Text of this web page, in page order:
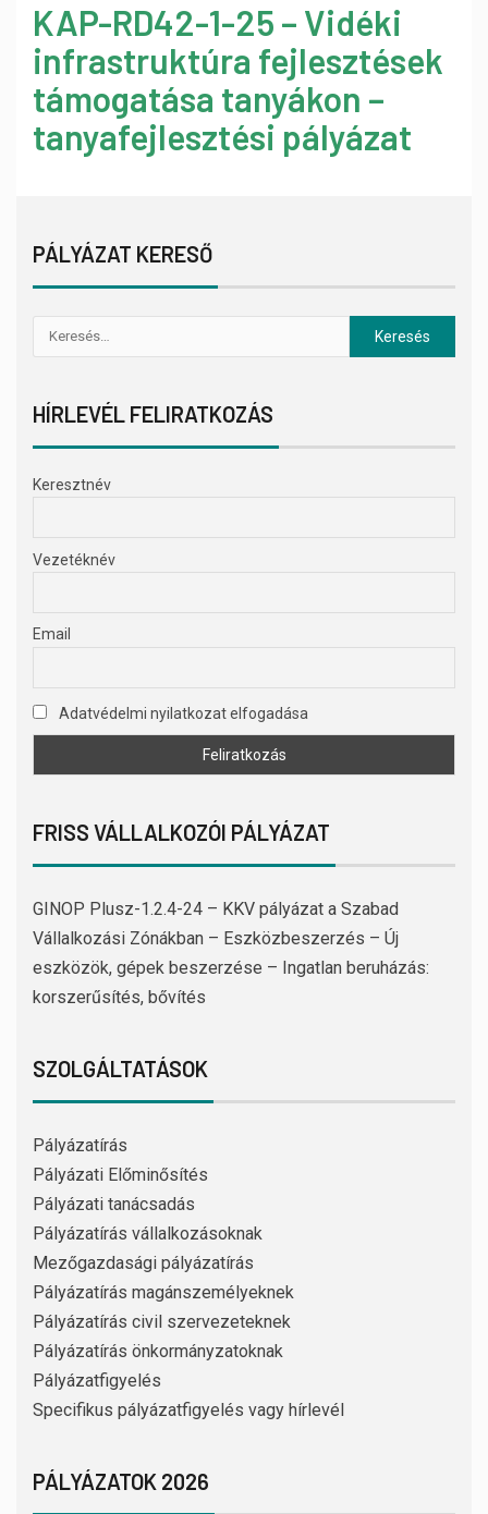
KAP-RD42-1-25 – Vidéki
infrastruktúra fejlesztések
támogatása tanyákon –
tanyafejlesztési pályázat
PÁLYÁZAT KERESŐ
HÍRLEVÉL FELIRATKOZÁS
Keresztnév
Vezetéknév
Email
Adatvédelmi nyilatkozat elfogadása
FRISS VÁLLALKOZÓI PÁLYÁZAT
GINOP Plusz-1.2.4-24 – KKV pályázat a Szabad
Vállalkozási Zónákban – Eszközbeszerzés – Új
eszközök, gépek beszerzése – Ingatlan beruházás:
korszerűsítés, bővítés
SZOLGÁLTATÁSOK
Pályázatírás
Pályázati Előminősítés
Pályázati tanácsadás
Pályázatírás vállalkozásoknak
Mezőgazdasági pályázatírás
Pályázatírás magánszemélyeknek
Pályázatírás civil szervezeteknek
Pályázatírás önkormányzatoknak
Pályázatfigyelés
Specifikus pályázatfigyelés vagy hírlevél
PÁLYÁZATOK 2026